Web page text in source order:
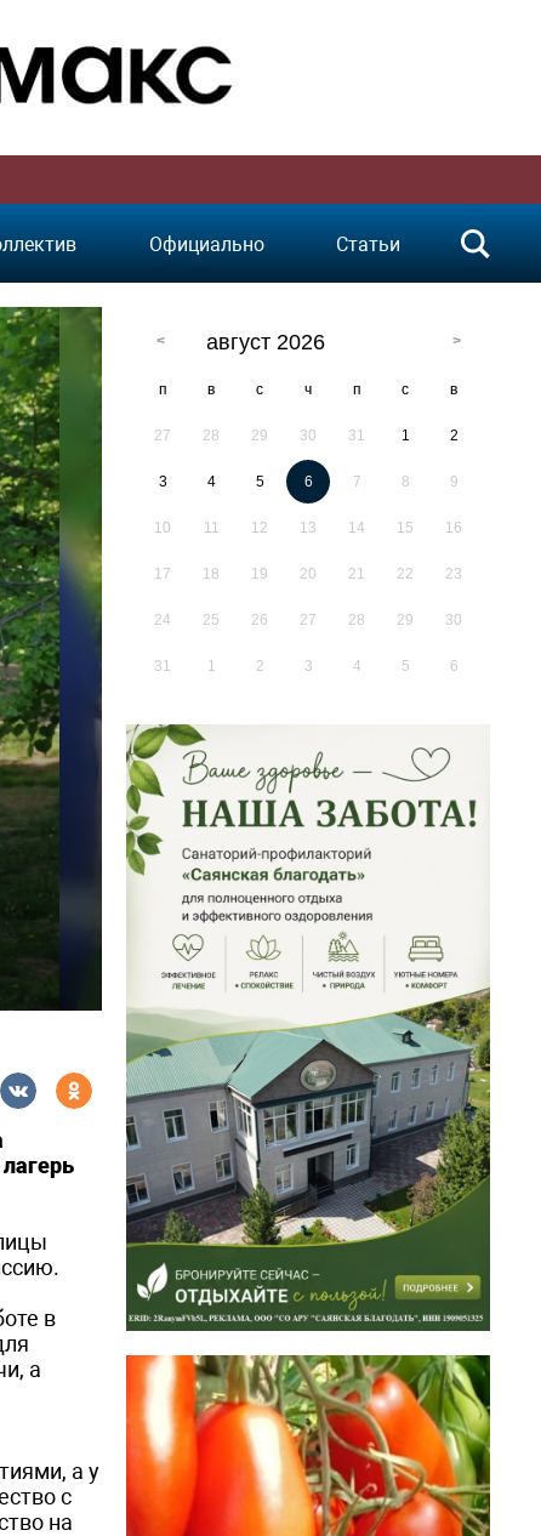
Официально Статьи
в
а
а у
с
на
август 2026
п в с ч п с в
27 28 29 30 31 1 2
3 4 5 6 7 8 9
10 11 12 13 14 15 16
17 18 19 20 21 22 23
24 25 26 27 28 29 30
31 1 2 3 4 5 6